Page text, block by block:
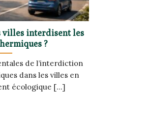
villes interdisent les
?
de l’interdiction
dans les villes en
écologique [...]